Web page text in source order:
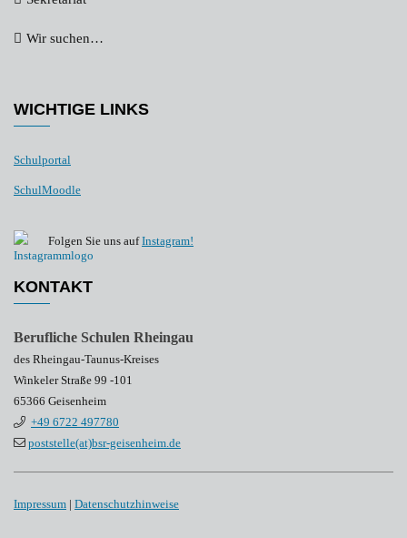
Wir suchen…
WICHTIGE LINKS
Schulportal
SchulMoodle
Folgen Sie uns aufInstagram!
KONTAKT
Berufliche Schulen Rheingau
des Rheingau-Taunus-Kreises
Winkeler Straße 99 -101
65366 Geisenheim
+49 6722 497780
poststelle(at)bsr-geisenheim.de
Impressum | Datenschutzhinweise